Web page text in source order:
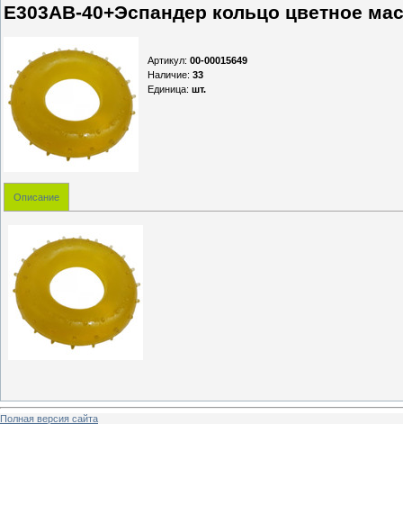
Е303АВ-40+Эспандер кольцо цветное
Артикул: 00-00015649
Наличие: 33
Единица: шт.
Описание
Полная версия сайта